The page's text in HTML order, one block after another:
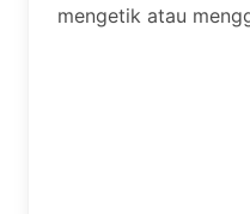
mengetik atau